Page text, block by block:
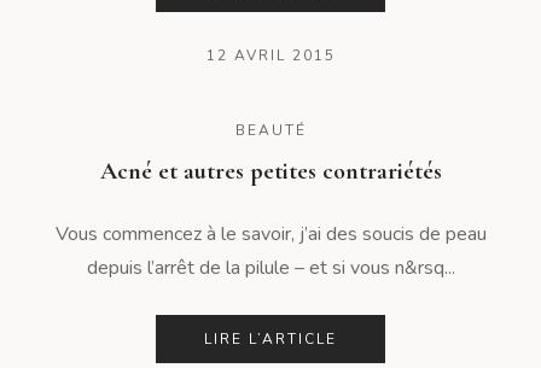
12 AVRIL 2015
BEAUTÉ
Acné et autres petites contrariétés
Vous commencez à le savoir, j’ai des soucis de peau
depuis l’arrêt de la pilule – et si vous n&rsq...
LIRE L’ARTICLE